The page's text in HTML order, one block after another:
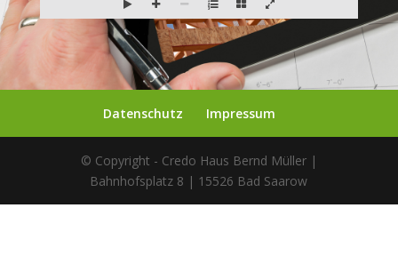
Datenschutz Impressum
© Copyright - Credo Haus Bernd Müller |
Bahnhofsplatz 8 | 15526 Bad Saarow